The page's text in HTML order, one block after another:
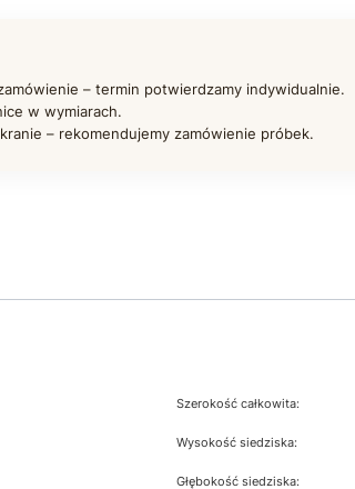
– termin potwierdzamy indywidualnie.
w wymiarach.
– rekomendujemy zamówienie próbek.
Szerokość całkowita:
Wysokość siedziska:
Głębokość siedziska: